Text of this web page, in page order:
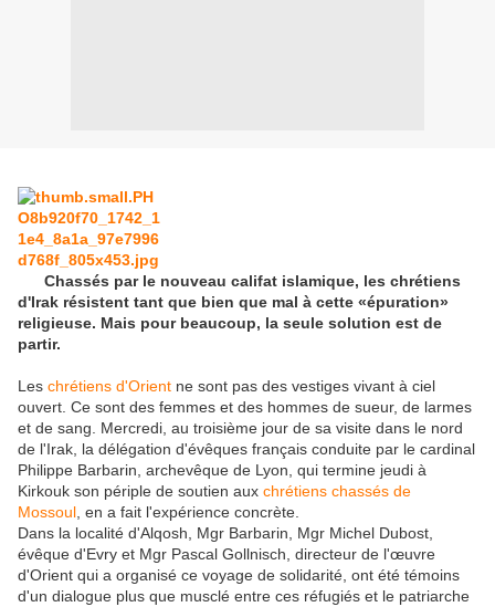
Chassés par le nouveau califat islamique, les chrétiens
d'Irak résistent tant que bien que mal à cette «épuration»
religieuse. Mais pour beaucoup, la seule solution est de
partir.
Les chrétiens d'Orient ne sont pas des vestiges vivant à ciel
ouvert. Ce sont des femmes et des hommes de sueur, de larmes
et de sang. Mercredi, au troisième jour de sa visite dans le nord
de l'Irak, la délégation d'évêques français conduite par le cardinal
Philippe Barbarin, archevêque de Lyon, qui termine jeudi à
Kirkouk son périple de soutien aux chrétiens chassés de
Mossoul , en a fait l'expérience concrète.
Dans la localité d'Alqosh, Mgr Barbarin, Mgr Michel Dubost,
évêque d'Evry et Mgr Pascal Gollnisch, directeur de l'œuvre
d'Orient qui a organisé ce voyage de solidarité, ont été témoins
d'un dialogue plus que musclé entre ces réfugiés et le patriarche